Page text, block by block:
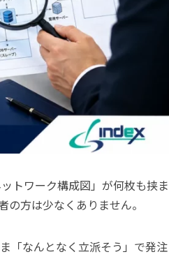
トワーク構成図」が何枚も挟ま
方は少なくありません。
「なんとなく立派そう」で発注